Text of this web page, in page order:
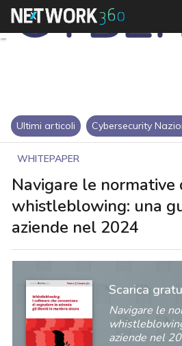
Ultimi articoli Cybersecurity
WHITEPAPER
Navigare le normative
whistleblowing: una
aziende nel 2024
Scarica
Navigare le
aziende nel